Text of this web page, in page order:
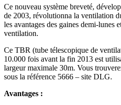
peuvent
être
choisies
sur
page
du
produit
Ce nouveau système breveté,
de 2003, révolutionna la ventilation
les avantages des gaines demi-lunes
ventilation.
Ce TBR (tube télescopique de
10.000 fois avant la fin 2013 est
largeur maximale 30m. Vous
sous la référence 5666 – site DLG.
Avantages :